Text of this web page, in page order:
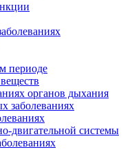
периоде
органов дыхания
заболеваниях
двигательной системы